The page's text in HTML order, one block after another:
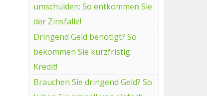
umschulden: So entkommen Sie
der Zinsfalle!
Dringend Geld benötigt? So
bekommen Sie kurzfristig
Kredit!
Brauchen Sie dringend Geld? So